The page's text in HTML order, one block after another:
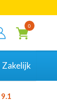
0
Zakelijk
9.1